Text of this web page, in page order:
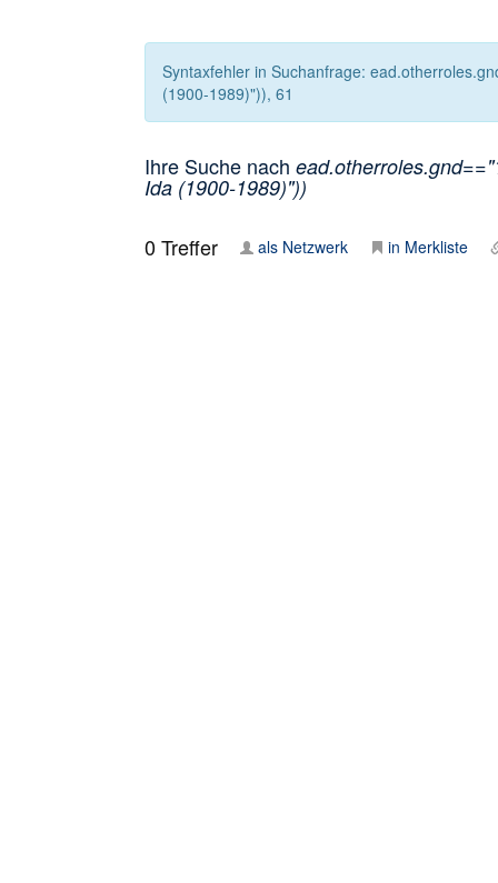
Syntaxfehler in Suchanfrage:
(1900-1989)")), 61
Ihre Suche nach
Ida (1900-1989)"))
0Treffer als Netzwerk in Merkliste